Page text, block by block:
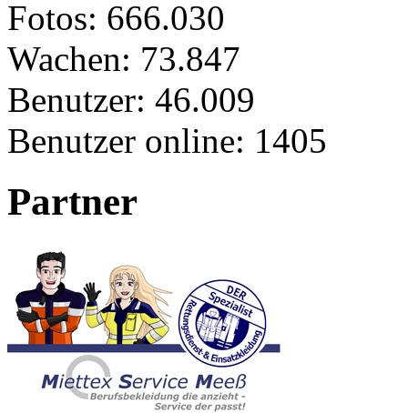
Fotos: 666.030
Wachen: 73.847
Benutzer: 46.009
Benutzer online: 1405
Partner